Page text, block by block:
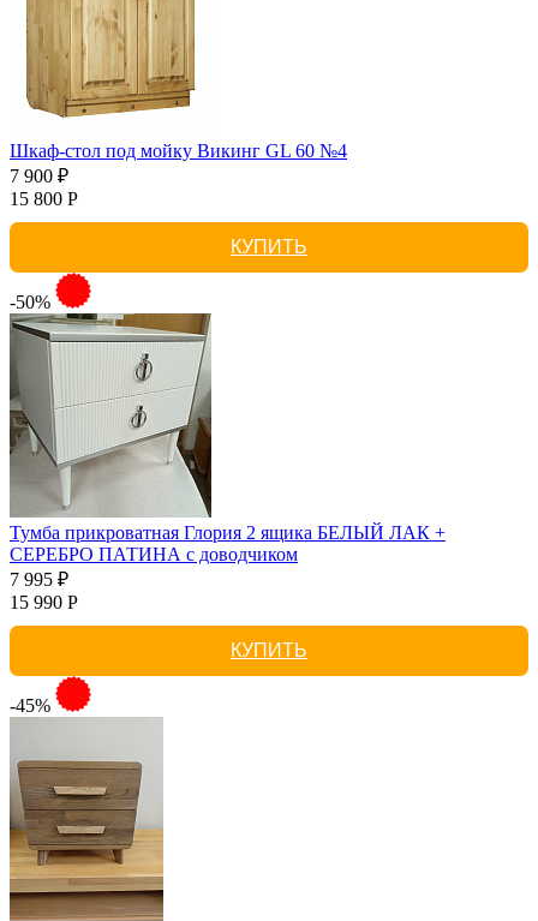
Шкаф-стол под мойку Викинг GL 60 №4
7 900 ₽
15 800 Р
КУПИТЬ
-50%
Тумба прикроватная Глория 2 ящика БЕЛЫЙ ЛАК +
СЕРЕБРО ПАТИНА с доводчиком
7 995 ₽
15 990 Р
КУПИТЬ
-45%